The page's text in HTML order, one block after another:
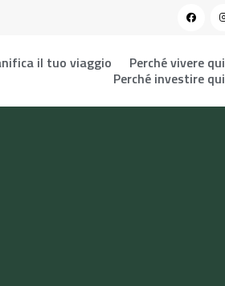
il tuo viaggio
Perché vivere qui
Perché investire qui